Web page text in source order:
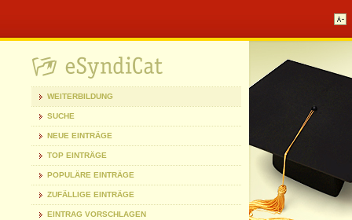
WEITERBILDUNG
SUCHE
NEUE EINTRÄGE
TOP EINTRÄGE
POPULÄRE EINTRÄGE
ZUFÄLLIGE EINTRÄGE
EINTRAG VORSCHLAGEN